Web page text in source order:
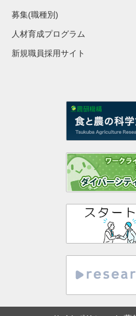
募集(職種別)
人材育成プログラム
新規職員採用サイト